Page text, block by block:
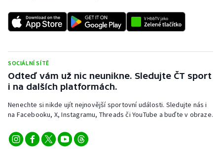
Rychlobruslení
Short track
Sportovní střelba
Stolní tenis
Triatlon
SOCIÁLNÍ SÍTĚ
Odteď vám už nic neunikne. Sledujte ČT sport
i na dalších platformách.
Nenechte si nikde ujít nejnovější sportovní události. Sledujte nás i
na Facebooku, X, Instagramu, Threads či YouTube a buďte v obraze.